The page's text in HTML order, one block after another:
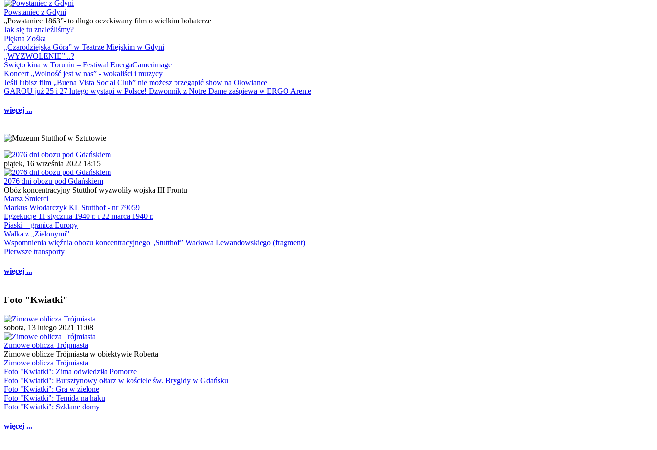
Powstaniec z Gdyni
„Powstaniec 1863”- to długo oczekiwany film o wielkim bohaterze
Jak się tu znaleźliśmy?
Piękna Zośka
„Czarodziejska Góra” w Teatrze Miejskim w Gdyni
„WYZWOLENIE”...?
Święto kina w Toruniu – Festiwal EnergaCamerimage
Koncert „Wolność jest w nas” - wokaliści i muzycy
Jeśli lubisz film „Buena Vista Social Club” nie możesz przegapić show na Ołowiance
GAROU już 25 i 27 lutego wystąpi w Polsce! Dzwonnik z Notre Dame zaśpiewa w ERGO Arenie
więcej ...
piątek, 16 września 2022 18:15
2076 dni obozu pod Gdańskiem
Obóz koncentracyjny Stutthof wyzwoliły wojska III Frontu
Marsz Śmierci
Markus Włodarczyk KL Stutthof - nr 79059
Egzekucje 11 stycznia 1940 r. i 22 marca 1940 r.
Piaski – granica Europy
Walka z „Zielonymi”
Wspomnienia więźnia obozu koncentracyjnego „Stutthof” Wacława Lewandowskiego (fragment)
Pierwsze transporty
więcej ...
Foto "Kwiatki"
sobota, 13 lutego 2021 11:08
Zimowe oblicza Trójmiasta
Zimowe oblicze Trójmiasta w obiektywie Roberta
Zimowe oblicza Trójmiasta
Foto "Kwiatki": Zima odwiedziła Pomorze
Foto "Kwiatki": Bursztynowy ołtarz w kościele św. Brygidy w Gdańsku
Foto "Kwiatki": Gra w zielone
Foto "Kwiatki": Temida na haku
Foto "Kwiatki": Szklane domy
więcej ...